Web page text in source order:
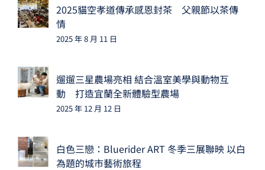
2025貓空孝道傳承感恩封茶 父親節以茶傳
情
2025 年 8 月 11 日
遛遛三星農場亮相 結合溫室美學與動物互
動 打造宜蘭全新體驗型農場
2025 年 12 月 12 日
白色三戀：Bluerider ART 冬季三展聯映 以白
為題的城市藝術旅程